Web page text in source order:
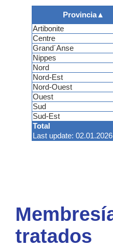
Provincia▲
Total
Last update:
Artibonite
Centre
Grand´Anse
Nippes
Nord
Nord-Est
Nord-Ouest
Ouest
Sud
Sud-Est
tratados